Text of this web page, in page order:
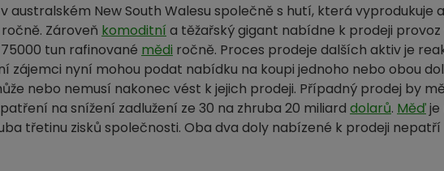
New South Walesu společně s hutí, která vyprodukuje
Zároveň komoditní a těžařský gigant nabídne k prodeji provoz
tun rafinované mědi ročně. Proces prodeje dalších aktiv je
zájemci nyní mohou podat nabídku na koupi jednoho nebo obou
nebo nemusí nakonec vést k jejich prodeji. Případný prodej by
na snížení zadlužení ze 30 na zhruba 20 miliard dolarů. Měďje
třetinu zisků společnosti. Oba dva doly nabízené k prodeji